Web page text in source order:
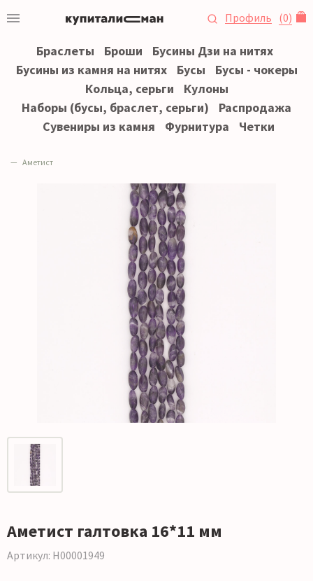
Профиль (0)
Браслеты Броши
Бусины Дзи на нитях
Бусины из камня на нитях
Бусы
Бусы - чокеры
Кольца, серьги
Кулоны
Наборы (бусы, браслет, серьги)
Распродажа
Сувениры из камня
Фурнитура Четки
Аметист
Аметист галтовка 16*11 мм
Артикул: Н00001949